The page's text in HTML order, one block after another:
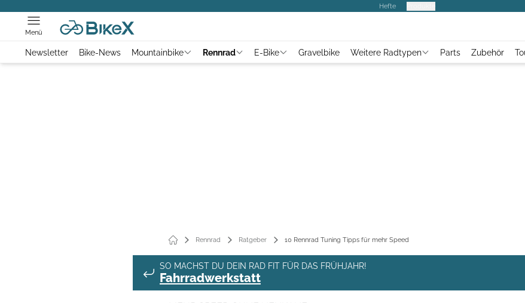
Hefte
Menü
Newsletter Bike-News Mountainbike Rennrad E-Bike Gravelbike Weitere Radtypen Parts Zubehör
Rennrad Ratgeber 10 Rennrad Tuning Tipps für mehr Speed
SO MACHST DU DEIN RAD FIT FÜR DAS FRÜHJAHR!
Fahrradwerkstatt